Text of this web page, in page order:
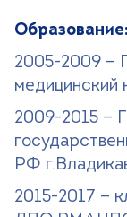
Записаться
Образование:
2005-2009 —
медицинский
2009-2015 —
РФ
2015-2017 —